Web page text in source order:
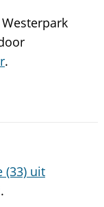
.
(33) uit